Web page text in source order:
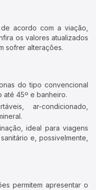
acordo com a viação,
os valores atualizados
sofrer alterações.
do tipo convencional
até 45º e banheiro.
ar-condicionado,
ideal para viagens
e, possivelmente,
permitem apresentar o